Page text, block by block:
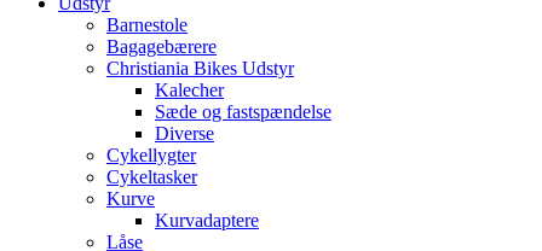
Barnestole
Bagagebærere
Christiania Bikes Udstyr
Kalecher
Sæde og fastspændelse
Diverse
Cykellygter
Cykeltasker
Kurve
Kurvadaptere
Låse